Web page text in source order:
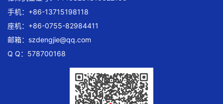
手机：+86-13715198118
座机：+86-0755-82984411
邮箱： szdengjie@qq.com
Q Q：578700168